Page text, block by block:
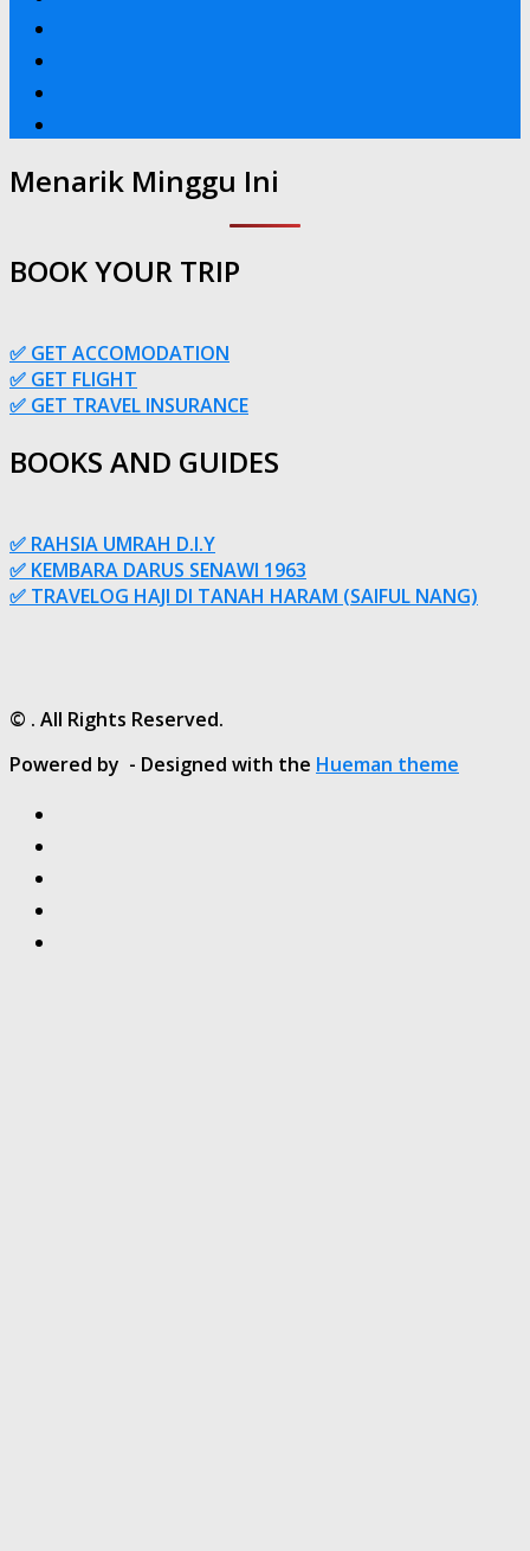
Menarik Minggu Ini
BOOK YOUR TRIP
✅ GET ACCOMODATION
✅ GET FLIGHT
✅ GET TRAVEL INSURANCE
BOOKS AND GUIDES
✅ RAHSIA UMRAH D.I.Y
✅ KEMBARA DARUS SENAWI 1963
✅ TRAVELOG HAJI DI TANAH HARAM (SAIFUL NANG)
© . All Rights Reserved.
Powered by - Designed with the Hueman theme